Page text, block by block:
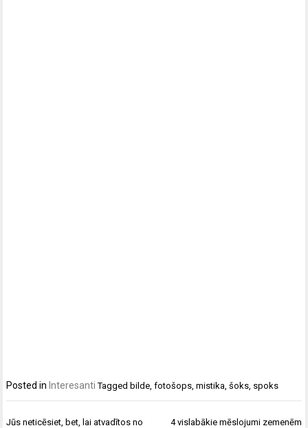
Posted in Interesanti Tagged bilde,fotošops,mistika,šoks, spoks
Ziņu
Jūs neticēsiet, bet, lai atvadītos no
4 vislabākie mēslojumi zemenēm